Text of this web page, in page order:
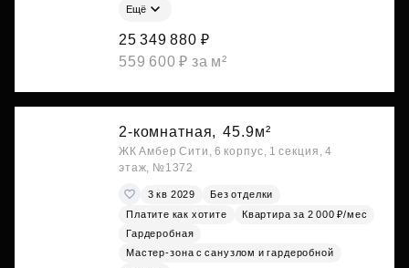
Ещё
25 349 880 ₽
559 600 ₽ за м²
2-комнатная, 45.9м²
ЖК Амбер Сити, 6 корпус, 1 секция, 4
этаж, №1372
3 кв 2029
Без отделки
Платите как хотите
Квартира за 2 000 ₽/мес
Гардеробная
Мастер-зона с санузлом и гардеробной